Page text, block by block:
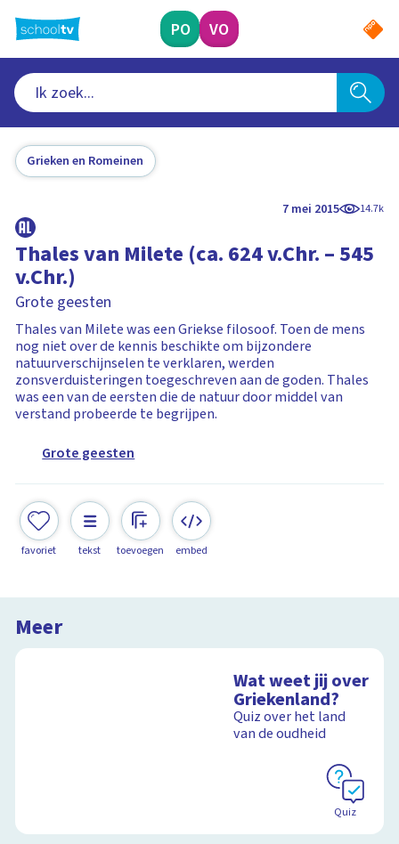
naar
hoofdinhoud
PO VO
Grieken en Romeinen
7 mei 2015 14.7k
Thales van Milete (ca. 624 v.Chr. – 545
v.Chr.)
Grote geesten
Thales van Milete was een Griekse filosoof. Toen de mens
nog niet over de kennis beschikte om bijzondere
natuurverschijnselen te verklaren, werden
zonsverduisteringen toegeschreven aan de goden. Thales
was een van de eersten die de natuur door middel van
verstand probeerde te begrijpen.
Grote geesten
favoriet tekst toevoegen embed
Meer
Wat weet jij over
Griekenland?
Quiz over het land
van de oudheid
Quiz